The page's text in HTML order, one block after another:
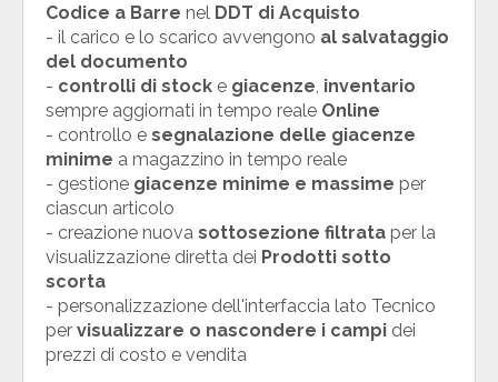
Codice a Barre nel DDT di Acquisto
- il carico e lo scarico avvengono al salvataggio
del documento
- controlli di stock e giacenze inventario
sempre aggiornati in tempo reale Online
- controllo e segnalazione delle giacenze
minime a magazzino in tempo reale
- gestione giacenze minime e massime per
ciascun articolo
- creazione nuova sottosezione filtrata per la
visualizzazione diretta dei Prodotti sotto
scorta
- personalizzazione dell'interfaccia lato Tecnico
per visualizzare o nascondere i campi dei
prezzi di costo e vendita